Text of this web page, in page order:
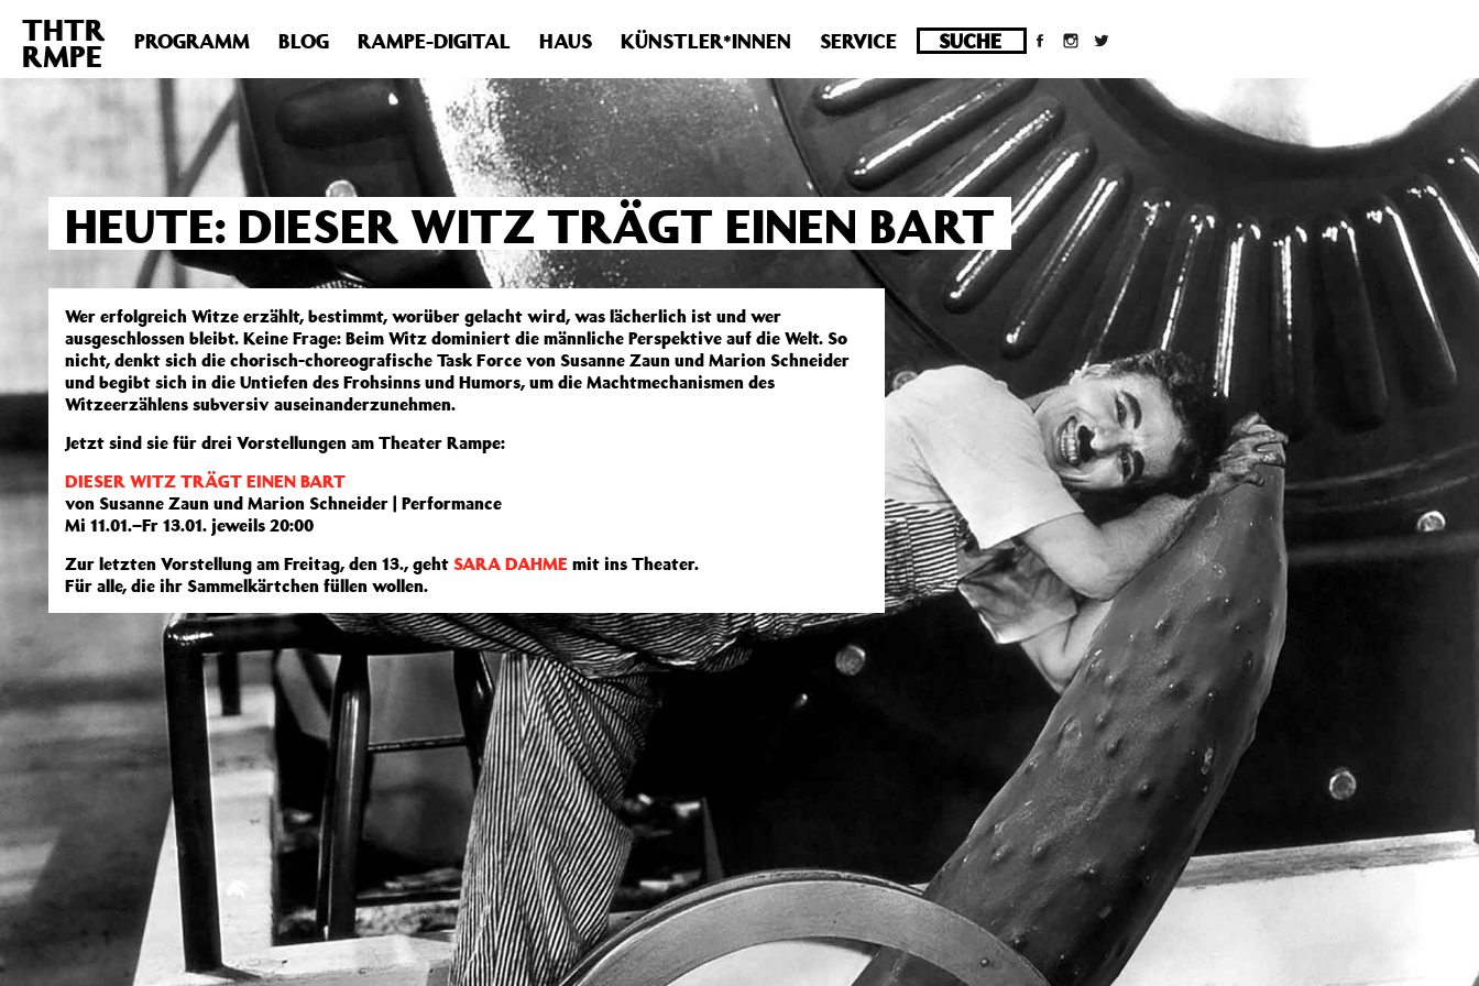
Deprecated : Die Funktion post_permalink ist seit Version 4.4.0 veraltet! Verwende stattdessen get_permalink(). in /homepages/10/d43051023/htdocs/wordpress/wp-
includes/functions.phpon line6031
THTR
RMPE PROGRAMM BLOG RAMPE-DIGITAL HAUS KÜNSTLER*INNEN SERVICE
HEUTE: DIESER WITZ TRÄGT EINEN BART
Wer erfolgreich Witze erzählt, bestimmt, worüber gelacht wird, was lächerlich ist und wer
ausgeschlossen bleibt. Keine Frage: Beim Witz dominiert die männliche Perspektive auf die Welt. So
nicht, denkt sich die chorisch-choreografische Task Force von Susanne Zaun und Marion Schneider
und begibt sich in die Untiefen des Frohsinns und Humors, um die Machtmechanismen des
Witzeerzählens subversiv auseinanderzunehmen.
Jetzt sind sie für drei Vorstellungen am Theater Rampe:
DIESER WITZ TRÄGT EINEN BART
von Susanne Zaun und Marion Schneider | Performance
Mi 11.01.–Fr 13.01. jeweils 20:00
Zur letzten Vorstellung am Freitag, den 13., geht SARA DAHME mit ins Theater.
Für alle, die ihr Sammelkärtchen füllen wollen.